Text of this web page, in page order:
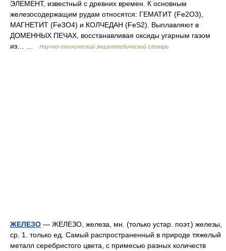
ЭЛЕМЕНТ, известный с древних времен. К основным
железосодержащим рудам относятся: ГЕМАТИТ (Fе2О3),
МАГНЕТИТ (Fe3O4) и КОЛЧЕДАН (FeS2). Выплавляют в
ДОМЕННЫХ ПЕЧАХ, восстанавливая оксиды угарным газом
из… …
Научно-технический энциклопедический словарь
ЖЕЛЕЗО — ЖЕЛЕЗО, железа, мн. (только устар. поэт.) железы,
ср. 1. только ед. Самый распространенный в природе тяжелый
металл серебристого цвета, с примесью разных количеств